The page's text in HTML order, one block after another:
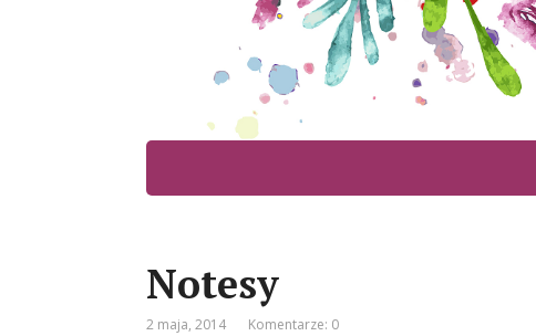
Notesy
2 maja, 2014 Komentarze: 0